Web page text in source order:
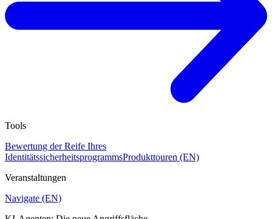
Tools
Bewertung der Reife Ihres
IdentitätssicherheitsprogrammsProdukttouren (EN)
Veranstaltungen
Navigate (EN)